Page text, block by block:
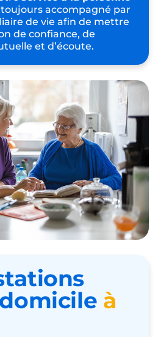
toujours accompagné par
de vie afin de mettre
de confiance, de
et d’écoute.
à